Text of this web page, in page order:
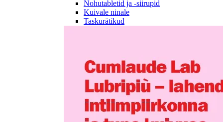
Nohutabletid ja -siirupid
Kuivale ninale
Taskurätikud